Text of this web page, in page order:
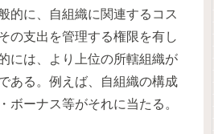
的に、自組織に関連するコス
の支出を管理する権限を有し
には、より上位の所轄組織が
ある。例えば、自組織の構成
ボーナス等がそれに当たる。